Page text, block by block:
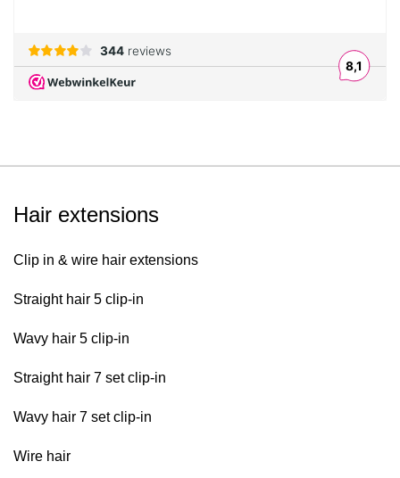
Hair extensions
Clip in & wire hair extensions
Straight hair 5 clip-in
Wavy hair 5 clip-in
Straight hair 7 set clip-in
Wavy hair 7 set clip-in
Wire hair